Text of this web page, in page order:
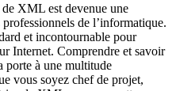
XML est devenue une
de l’informatique.
et incontournable pour
Internet. Comprendre et savoir
à une multitude
vous soyez chef de projet,